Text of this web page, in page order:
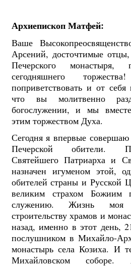
Архиепископ Матфей:
Ваше
Арсений, досточтимые
Печерского
сегодняшнего
поприветствовать и от себя
что вы молитвенно
богослужении, и мы
этим торжеством Духа.
Сегодня я впервые
Печерской обители.
Святейшего Патриарха и
назначен игуменом этой,
обителей страны и Русской
великим страхом Божиим
служению. Жизнь моя
строительству храмов и
назад, именно в этот день,
послушником в Михайло-
монастырь села Козиха. И
Михайловском соборе.